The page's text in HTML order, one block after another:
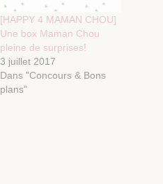
[HAPPY 4 MAMAN CHOU]
Une box Maman Chou
pleine de surprises!
3 juillet 2017
Dans "Concours & Bons
plans"